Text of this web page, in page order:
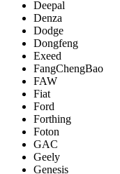
Deepal
Denza
Dodge
Dongfeng
Exeed
FangChengBao
FAW
Fiat
Ford
Forthing
Foton
GAC
Geely
Genesis